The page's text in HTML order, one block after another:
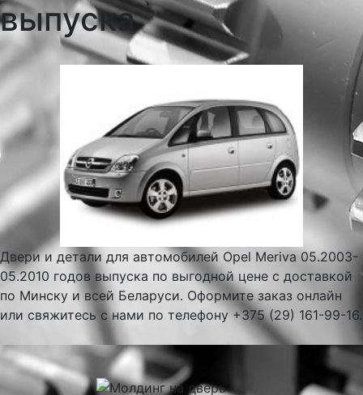
выпуска
Двери и детали для автомобилей Opel Meriva 05.2003-
05.2010 годов выпуска по выгодной цене с доставкой
по Минску и всей Беларуси. Оформите заказ онлайн
или свяжитесь с нами по телефону +375 (29) 161-99-16.